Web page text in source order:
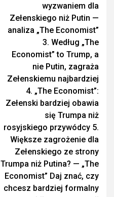
wyzwaniem dla
Zełenskiego niż Putin —
analiza „The Economist”
3. Według „The
Economist” to Trump, a
nie Putin, zagraża
Zełenskiemu najbardziej
4. „The Economist”:
Zełenski bardziej obawia
się Trumpa niż
rosyjskiego przywódcy 5.
Większe zagrożenie dla
Zełenskiego ze strony
Trumpa niż Putina? — „The
Economist” Daj znać, czy
chcesz bardziej formalny